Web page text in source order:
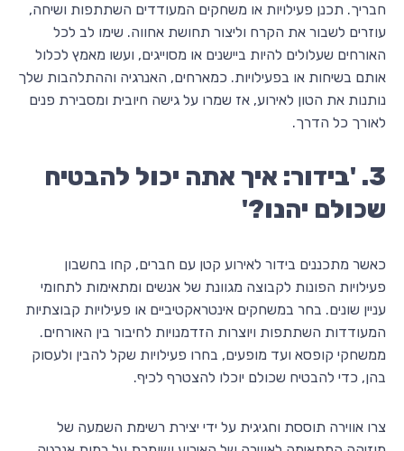
חבריך. תכנן פעילויות או משחקים המעודדים השתתפות ושיחה,
עוזרים לשבור את הקרח וליצור תחושת אחווה. שימו לב לכל
האורחים שעלולים להיות ביישנים או מסוייגים, ועשו מאמץ לכלול
אותם בשיחות או בפעילויות. כמארחים, האנרגיה וההתלהבות שלך
נותנות את הטון לאירוע, אז שמרו על גישה חיובית ומסבירת פנים
לאורך כל הדרך.
3. 'בידור: איך אתה יכול להבטיח
שכולם יהנו?'
כאשר מתכננים בידור לאירוע קטן עם חברים, קחו בחשבון
פעילויות הפונות לקבוצה מגוונת של אנשים ומתאימות לתחומי
עניין שונים. בחר במשחקים אינטראקטיביים או פעילויות קבוצתיות
המעודדות השתתפות ויוצרות הזדמנויות לחיבור בין האורחים.
ממשחקי קופסא ועד מופעים, בחרו פעילויות שקל להבין ולעסוק
בהן, כדי להבטיח שכולם יוכלו להצטרף לכיף.
צרו אווירה תוססת וחגיגית על ידי יצירת רשימת השמעה של